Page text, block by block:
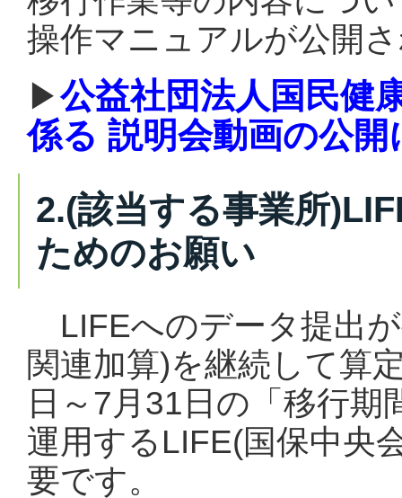
操作マニュアルが公開
▶公益社団法人国民健
係る 説明会動画の公
2.(該当する事業所
ためのお願い
LIFEへのデータ提出
関連加算)を継続して算
日～7月31日 の「移行期
運用するLIFE(国保中央
要です。